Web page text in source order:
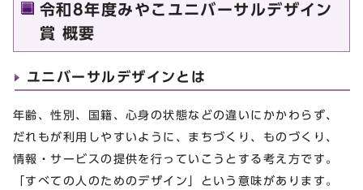
令和8年度みやこユニバーサルデザイン
賞 概要
ユニバーサルデザインとは
年齢、性別、国籍、心身の状態などの違いにかかわらず、
だれもが利用しやすいように、まちづくり、ものづくり、
情報・サービスの提供を行っていこうとする考え方です。
「すべての人のためのデザイン」という意味があります。